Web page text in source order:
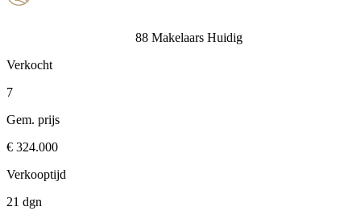
88 Makelaars Huidig
Verkocht
7
Gem. prijs
€ 324.000
Verkooptijd
21 dgn